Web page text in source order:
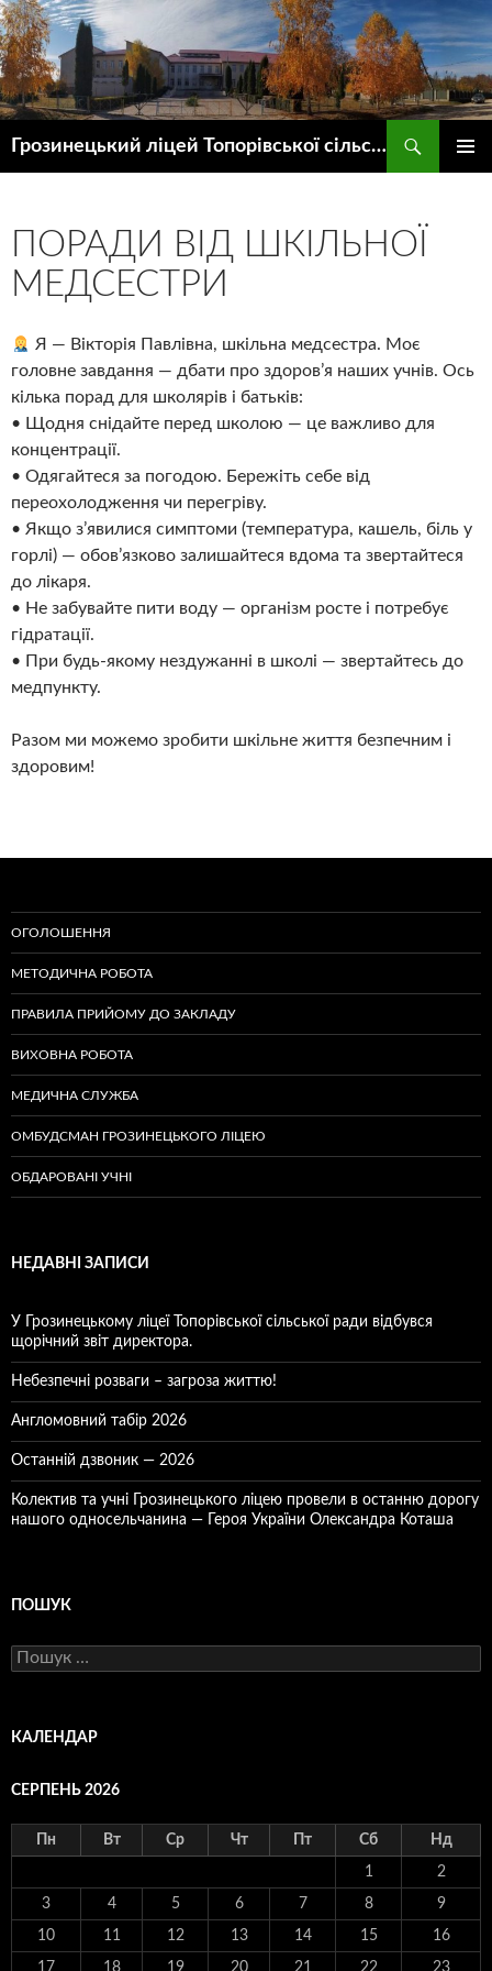
Грозинецький ліцей Топорівської сільської ради
ПОРАДИ ВІД ШКІЛЬНОЇ
МЕДСЕСТРИ
Я — Вікторія Павлівна, шкільна медсестра. Моє
головне завдання — дбати про здоров’я наших учнів. Ось
кілька порад для школярів і батьків:
• Щодня снідайте перед школою — це важливо для
концентрації.
• Одягайтеся за погодою. Бережіть себе від
переохолодження чи перегріву.
• Якщо з’явилися симптоми (температура, кашель, біль у
горлі) — обов’язково залишайтеся вдома та звертайтеся
до лікаря.
• Не забувайте пити воду — організм росте і потребує
гідратації.
• При будь-якому нездужанні в школі — звертайтесь до
медпункту.
Разом ми можемо зробити шкільне життя безпечним і
здоровим!
ОГОЛОШЕННЯ
МЕТОДИЧНА РОБОТА
ПРАВИЛА ПРИЙОМУ ДО ЗАКЛАДУ
ВИХОВНА РОБОТА
МЕДИЧНА СЛУЖБА
ОМБУДСМАН ГРОЗИНЕЦЬКОГО ЛІЦЕЮ
ОБДАРОВАНІ УЧНІ
НЕДАВНІ ЗАПИСИ
У Грозинецькому ліцеї Топорівської сільської ради відбувся
щорічний звіт директора.
Небезпечні розваги – загроза життю!
Англомовний табір 2026
Останній дзвоник — 2026
Колектив та учні Грозинецького ліцею провели в останню дорогу
нашого односельчанина — Героя України Олександра Коташа
ПОШУК
Пошук:
КАЛЕНДАР
СЕРПЕНЬ 2026
Пн Вт Ср Чт Пт Сб Нд
1 2
3 4 5 6 7 8 9
10 11 12 13 14 15 16
17 18 19 20 21 22 23